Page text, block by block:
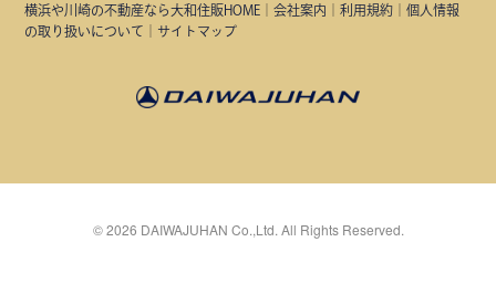
横浜や川崎の不動産なら大和住販HOME ｜会社案内 ｜利用規約 ｜個人情報
の取り扱いについて
サイトマップ
©2026 DAIWAJUHAN Co.,Ltd. All Rights Reserved.